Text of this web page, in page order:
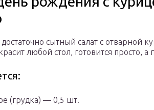
сытный салат с отварной
любой стол, готовится просто, а
(грудка) — 0,5 шт.